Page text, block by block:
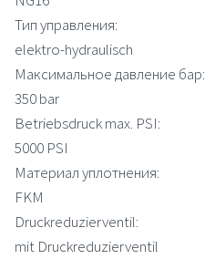
Тип управления:
elektro-hydraulisch
Максимальное давление бар:
350 bar
Betriebsdruck max. PSI:
5000 PSI
Материал уплотнения:
FKM
Druckreduzierventil:
mit Druckreduzierventil